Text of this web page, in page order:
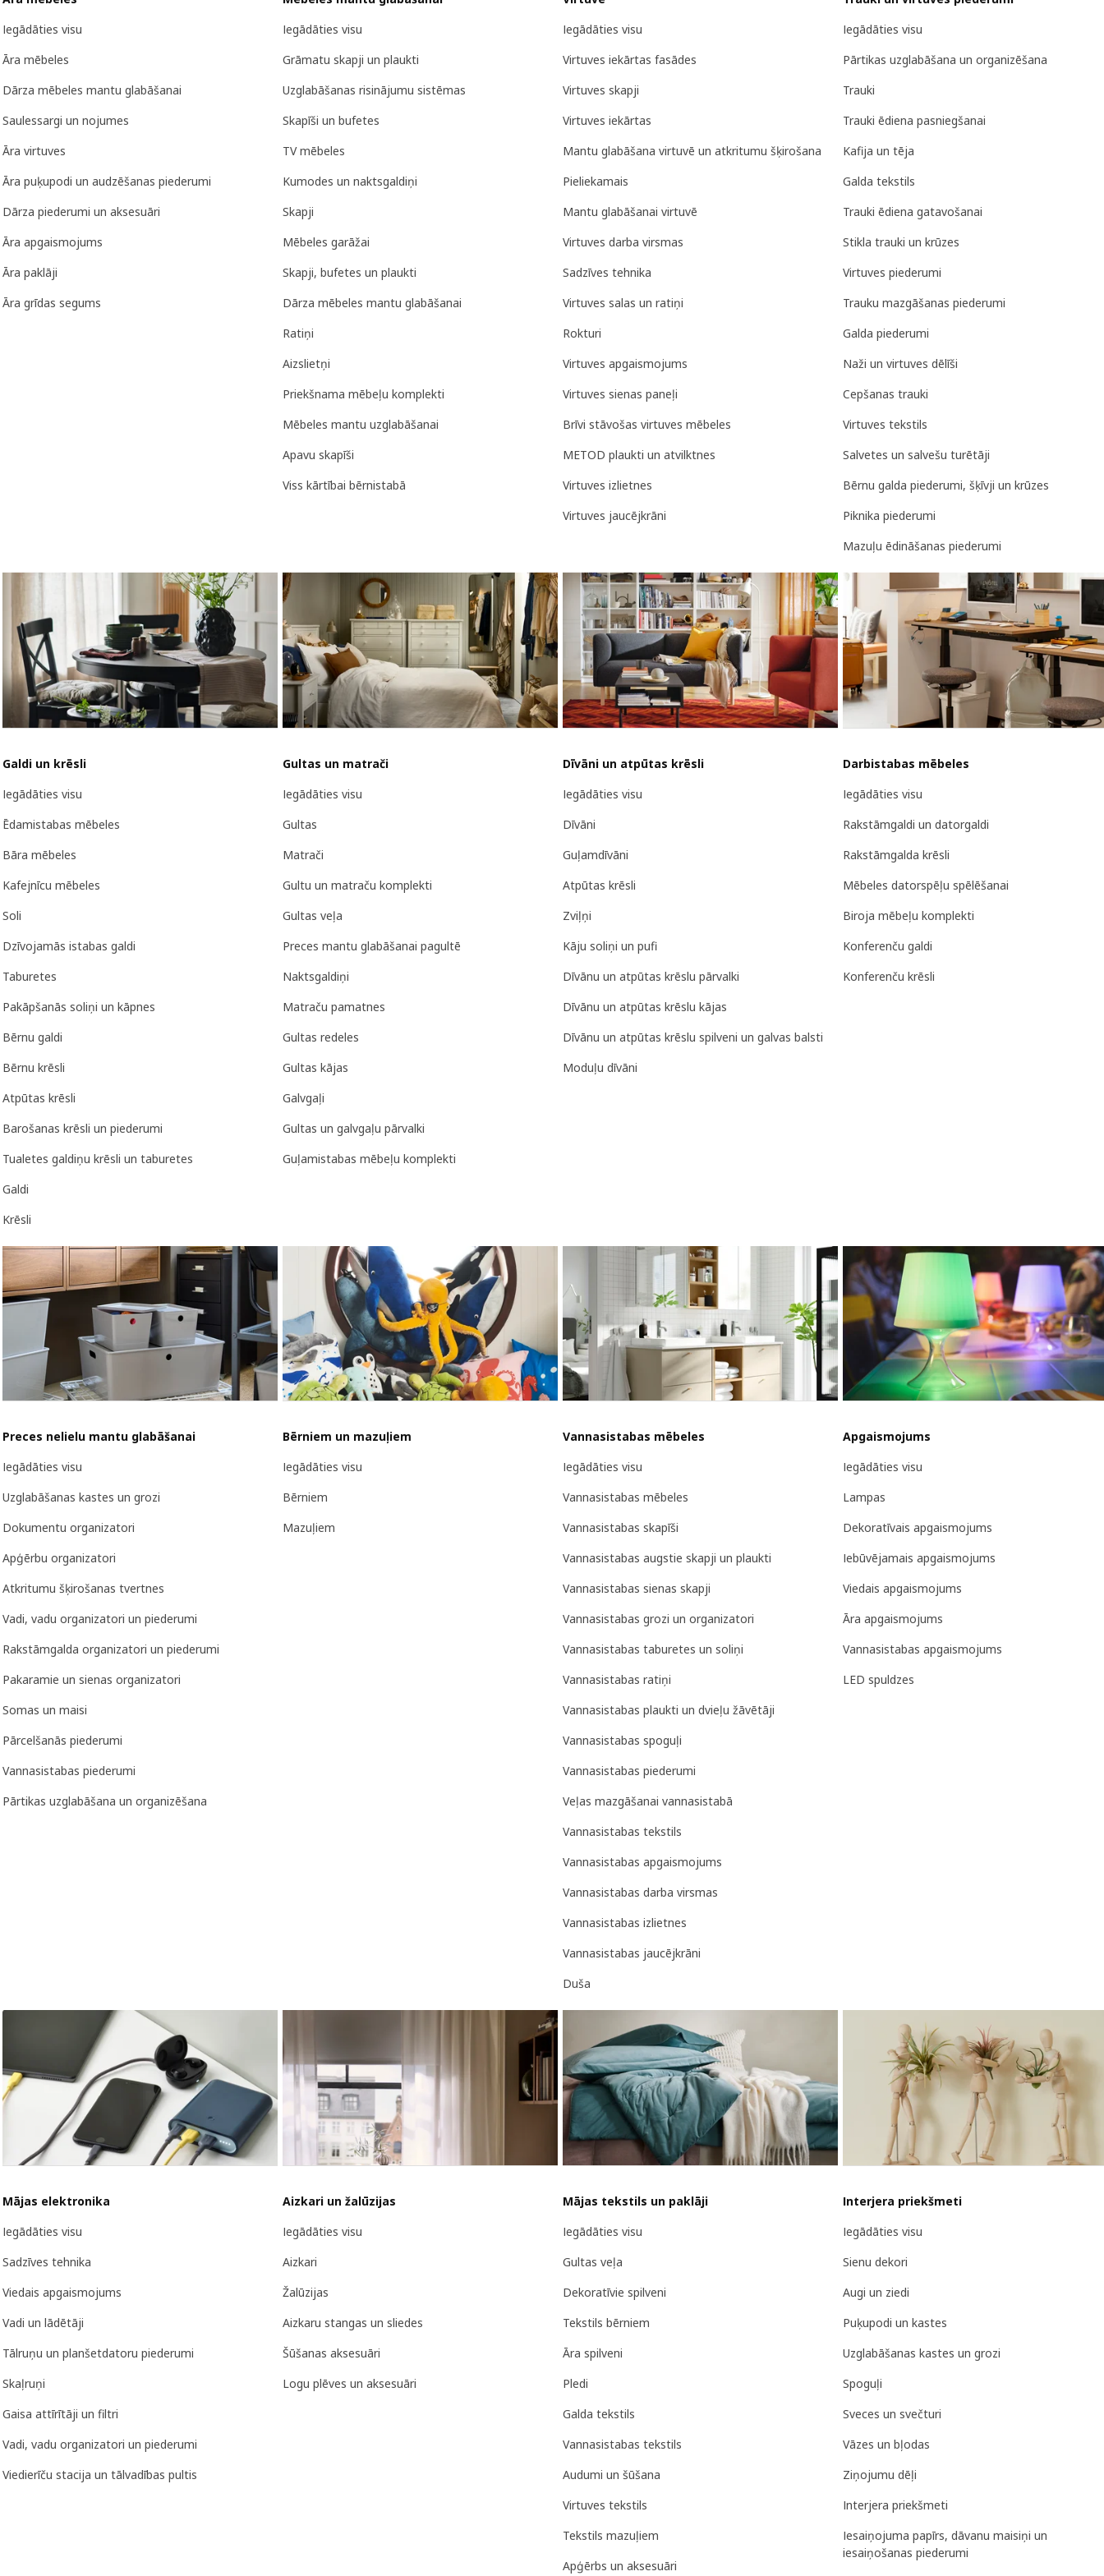
Iegādāties visu
Āra mēbeles
Dārza mēbeles mantu glabāšanai
Saulessargi un nojumes
Āra virtuves
Āra puķupodi un audzēšanas piederumi
Dārza piederumi un aksesuāri
Āra apgaismojums
Āra paklāji
Āra grīdas segums
Iegādāties visu
Grāmatu skapji un plaukti
Uzglabāšanas risinājumu sistēmas
Skapīši un bufetes
TV mēbeles
Kumodes un naktsgaldiņi
Skapji
Mēbeles garāžai
Skapji, bufetes un plaukti
Dārza mēbeles mantu glabāšanai
Ratiņi
Aizslietņi
Priekšnama mēbeļu komplekti
Mēbeles mantu uzglabāšanai
Apavu skapīši
Viss kārtībai bērnistabā
Iegādāties visu
Virtuves iekārtas fasādes
Virtuves skapji
Virtuves iekārtas
Mantu glabāšana virtuvē un atkritumu šķirošana
Pieliekamais
Mantu glabāšanai virtuvē
Virtuves darba virsmas
Sadzīves tehnika
Virtuves salas un ratiņi
Rokturi
Virtuves apgaismojums
Virtuves sienas paneļi
Brīvi stāvošas virtuves mēbeles
METOD plaukti un atvilktnes
Virtuves izlietnes
Virtuves jaucējkrāni
Iegādāties visu
Pārtikas uzglabāšana un organizēšana
Trauki
Trauki ēdiena pasniegšanai
Kafija un tēja
Galda tekstils
Trauki ēdiena gatavošanai
Stikla trauki un krūzes
Virtuves piederumi
Trauku mazgāšanas piederumi
Galda piederumi
Naži un virtuves dēlīši
Cepšanas trauki
Virtuves tekstils
Salvetes un salvešu turētāji
Bērnu galda piederumi, šķīvji un krūzes
Piknika piederumi
Mazuļu ēdināšanas piederumi
Galdi un krēsli
Iegādāties visu
Ēdamistabas mēbeles
Bāra mēbeles
Kafejnīcu mēbeles
Soli
Dzīvojamās istabas galdi
Taburetes
Pakāpšanās soliņi un kāpnes
Bērnu galdi
Bērnu krēsli
Atpūtas krēsli
Barošanas krēsli un piederumi
Tualetes galdiņu krēsli un taburetes
Galdi
Krēsli
Gultas un matrači
Iegādāties visu
Gultas
Matrači
Gultu un matraču komplekti
Gultas veļa
Preces mantu glabāšanai pagultē
Naktsgaldiņi
Matraču pamatnes
Gultas redeles
Gultas kājas
Galvgaļi
Gultas un galvgaļu pārvalki
Guļamistabas mēbeļu komplekti
Dīvāni un atpūtas krēsli
Iegādāties visu
Dīvāni
Guļamdīvāni
Atpūtas krēsli
Zviļņi
Kāju soliņi un pufi
Dīvānu un atpūtas krēslu pārvalki
Dīvānu un atpūtas krēslu kājas
Dīvānu un atpūtas krēslu spilveni un galvas balsti
Moduļu dīvāni
Darbistabas mēbeles
Iegādāties visu
Rakstāmgaldi un datorgaldi
Rakstāmgalda krēsli
Mēbeles datorspēļu spēlēšanai
Biroja mēbeļu komplekti
Konferenču galdi
Konferenču krēsli
Preces nelielu mantu glabāšanai
Iegādāties visu
Uzglabāšanas kastes un grozi
Dokumentu organizatori
Apģērbu organizatori
Atkritumu šķirošanas tvertnes
Vadi, vadu organizatori un piederumi
Rakstāmgalda organizatori un piederumi
Pakaramie un sienas organizatori
Somas un maisi
Pārcelšanās piederumi
Vannasistabas piederumi
Pārtikas uzglabāšana un organizēšana
Bērniem un mazuļiem
Iegādāties visu
Bērniem
Mazuļiem
Vannasistabas mēbeles
Iegādāties visu
Vannasistabas mēbeles
Vannasistabas skapīši
Vannasistabas augstie skapji un plaukti
Vannasistabas sienas skapji
Vannasistabas grozi un organizatori
Vannasistabas taburetes un soliņi
Vannasistabas ratiņi
Vannasistabas plaukti un dvieļu žāvētāji
Vannasistabas spoguļi
Vannasistabas piederumi
Veļas mazgāšanai vannasistabā
Vannasistabas tekstils
Vannasistabas apgaismojums
Vannasistabas darba virsmas
Vannasistabas izlietnes
Vannasistabas jaucējkrāni
Duša
Apgaismojums
Iegādāties visu
Lampas
Dekoratīvais apgaismojums
Iebūvējamais apgaismojums
Viedais apgaismojums
Āra apgaismojums
Vannasistabas apgaismojums
LED spuldzes
Mājas elektronika
Iegādāties visu
Sadzīves tehnika
Viedais apgaismojums
Vadi un lādētāji
Tālruņu un planšetdatoru piederumi
Skaļruņi
Gaisa attīrītāji un filtri
Vadi, vadu organizatori un piederumi
Viedierīču stacija un tālvadības pultis
Aizkari un žalūzijas
Iegādāties visu
Aizkari
Žalūzijas
Aizkaru stangas un sliedes
Šūšanas aksesuāri
Logu plēves un aksesuāri
Mājas tekstils un paklāji
Iegādāties visu
Gultas veļa
Dekoratīvie spilveni
Tekstils bērniem
Āra spilveni
Pledi
Galda tekstils
Vannasistabas tekstils
Audumi un šūšana
Virtuves tekstils
Tekstils mazuļiem
Apģērbs un aksesuāri
Interjera priekšmeti
Iegādāties visu
Sienu dekori
Augi un ziedi
Puķupodi un kastes
Uzglabāšanas kastes un grozi
Spoguļi
Sveces un svečturi
Vāzes un bļodas
Ziņojumu dēļi
Interjera priekšmeti
Iesaiņojuma papīrs, dāvanu maisiņi un
iesaiņošanas piederumi